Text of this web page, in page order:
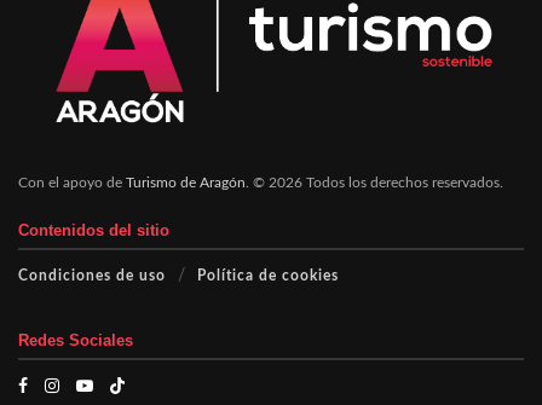
Con el apoyo de Turismo de Aragón . © 2026 Todos los derechos reservados.
Contenidos del sitio
Condiciones de uso Política de cookies
Redes Sociales